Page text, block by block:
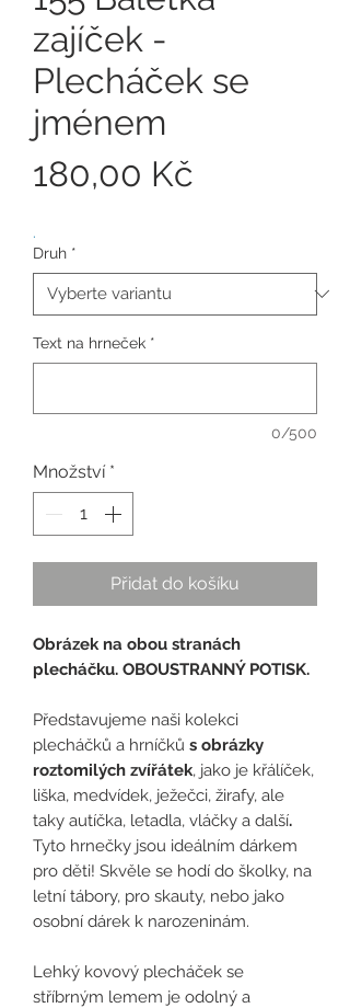
zajíček -
Plecháček se
jménem
180,00 Kč
.
Druh *
Text na hrneček *
0/500
Množství *
Přidat do košíku
Obrázek na obou stranách
plecháčku. OBOUSTRANNÝ POTISK.
Představujeme naši kolekci
plecháčků a hrníčků s obrázky
roztomilých zvířátek, jako je křálíček,
liška, medvídek, ježečci, žirafy, ale
taky autíčka, letadla, vláčky a další.
Tyto hrnečky jsou ideálním dárkem
pro děti! Skvěle se hodí do školky, na
letní tábory, pro skauty, nebo jako
osobní dárek k narozeninám.
Lehký kovový plecháček se
stříbrným lemem je odolný a